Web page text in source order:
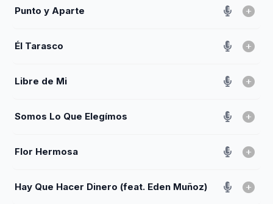
Punto y Aparte
Él Tarasco
Libre de Mi
Somos Lo Que Elegímos
Flor Hermosa
Hay Que Hacer Dinero (feat. Eden Muñoz)